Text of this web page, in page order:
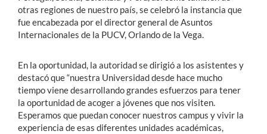
otras regiones de nuestro país, se celebró la instancia que
fue encabezada por el director general de Asuntos
Internacionales de la PUCV, Orlando de la Vega.
En la oportunidad, la autoridad se dirigió a los asistentes y
destacó que “nuestra Universidad desde hace mucho
tiempo viene desarrollando grandes esfuerzos para tener
la oportunidad de acoger a jóvenes que nos visiten.
Esperamos que puedan conocer nuestros campus y vivir la
experiencia de esas diferentes unidades académicas,